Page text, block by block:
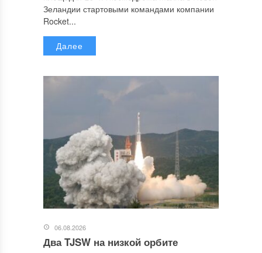
Зеландии стартовыми командами компании
Rocket...
Далее
06.08.2026
Два TJSW на низкой орбите